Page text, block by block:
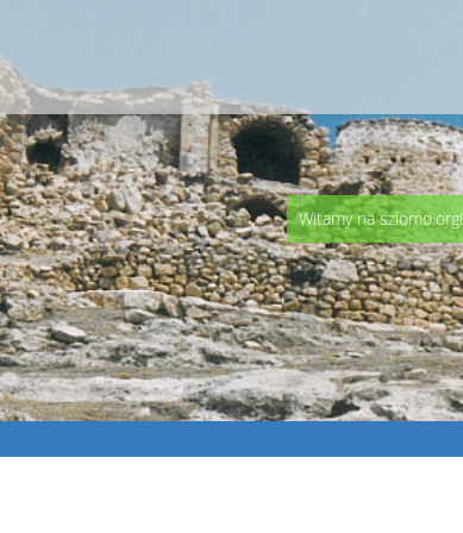
Witamy na szlomo.org!